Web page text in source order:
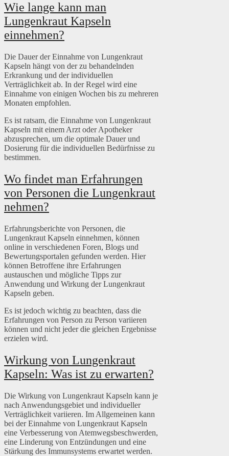
Wie lange kann man
Lungenkraut Kapseln
einnehmen?
Die Dauer der Einnahme von Lungenkraut
Kapseln hängt von der zu behandelnden
Erkrankung und der individuellen
Verträglichkeit ab. In der Regel wird eine
Einnahme von einigen Wochen bis zu mehreren
Monaten empfohlen.
Es ist ratsam, die Einnahme von Lungenkraut
Kapseln mit einem Arzt oder Apotheker
abzusprechen, um die optimale Dauer und
Dosierung für die individuellen Bedürfnisse zu
bestimmen.
Wo findet man Erfahrungen
von Personen die Lungenkraut
nehmen?
Erfahrungsberichte von Personen, die
Lungenkraut Kapseln einnehmen, können
online in verschiedenen Foren, Blogs und
Bewertungsportalen gefunden werden. Hier
können Betroffene ihre Erfahrungen
austauschen und mögliche Tipps zur
Anwendung und Wirkung der Lungenkraut
Kapseln geben.
Es ist jedoch wichtig zu beachten, dass die
Erfahrungen von Person zu Person variieren
können und nicht jeder die gleichen Ergebnisse
erzielen wird.
Wirkung von Lungenkraut
Kapseln: Was ist zu erwarten?
Die Wirkung von Lungenkraut Kapseln kann je
nach Anwendungsgebiet und individueller
Verträglichkeit variieren. Im Allgemeinen kann
bei der Einnahme von Lungenkraut Kapseln
eine Verbesserung von Atemwegsbeschwerden,
eine Linderung von Entzündungen und eine
Stärkung des Immunsystems erwartet werden.